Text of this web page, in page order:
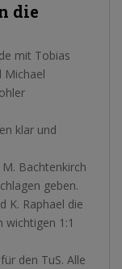
die
mit Tobias
Michael
klar und
Bachtenkirch
geben.
K. Raphael die
wichtigen 1:1
den TuS. Alle